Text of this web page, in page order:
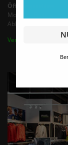
Öffnungszeiten
Montag - Freitag von
Abholung / Termine
Vertrag widerrufen